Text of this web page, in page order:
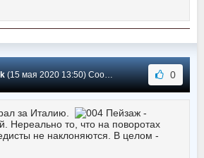
(15 мая 2020 13:50) Сообщение #6 0
за Италию.
Пейзаж -
Нереально то, что на поворотах
не наклоняются. В целом -